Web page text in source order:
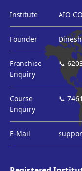
Institute AIO
Founder
Franchise
Enquiry
📞
Course
Enquiry
📞
E-Mail